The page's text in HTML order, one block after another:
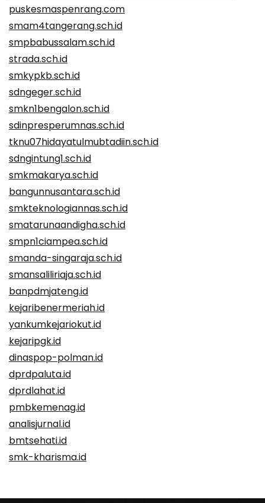
puskesmaspenrang.com
smam4tangerang.sch.id
smpbabussalam.sch.id
strada.sch.id
smkypkb.sch.id
sdngeger.sch.id
smkn1bengalon.sch.id
sdinpresperumnas.sch.id
tknu07hidayatulmubtadiin.sch.id
sdngintung1.sch.id
smkmakarya.sch.id
bangunnusantara.sch.id
smkteknologiannas.sch.id
smatarunaandigha.sch.id
smpn1ciampea.sch.id
smanda-singaraja.sch.id
smansaliliriaja.sch.id
banpdmjateng.id
kejaribenermeriah.id
yankumkejariokut.id
kejaripgk.id
dinaspop-polman.id
dprdpaluta.id
dprdlahat.id
pmbkemenag.id
analisjurnal.id
bmtsehati.id
smk-kharisma.id